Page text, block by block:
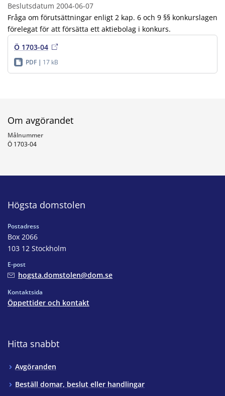
Beslutsdatum 2004-06-07
Fråga om förutsättningar enligt 2 kap. 6 och 9 §§ konkurslagen
förelegat för att försätta ett aktiebolag i konkurs.
Ö 1703-04
PDF 17 kB
Om avgörandet
Målnummer
Ö 1703-04
Högsta domstolen
Postadress
Box 2066
103 12 Stockholm
E-post
hogsta.domstolen@dom.se
Kontaktsida
Öppettider och kontakt
Hitta snabbt
Avgöranden
Beställ domar, beslut eller handlingar